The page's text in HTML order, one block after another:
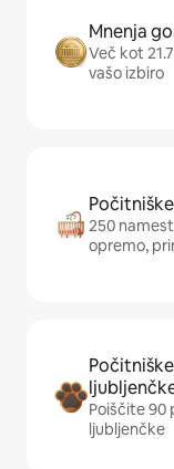
Mnenja
Več kot
vašo izbiro
250
opremo,
Poiščite 90
ljubljenčke